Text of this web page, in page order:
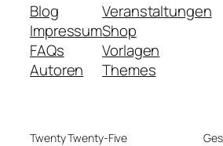
Blog
Impressum
FAQs
Autoren
Veranstaltungen
Shop
Vorlagen
Themes
Twenty Twenty-Five